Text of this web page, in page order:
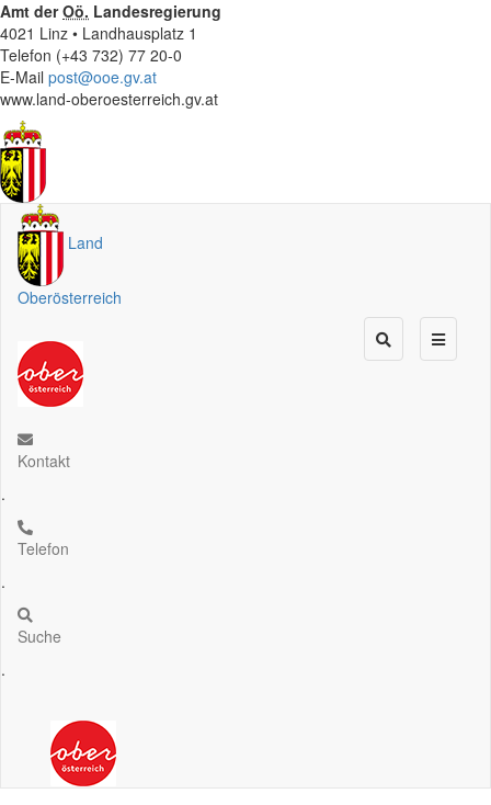
Amt derOö. Landesregierung
4021 Linz • Landhausplatz 1
Telefon (+43 732) 77 20-0
E-Mail post@ooe.gv.at
www.land-oberoesterreich.gv.at
Land
Oberösterreich
Kontakt
.
Telefon
.
Suche
.